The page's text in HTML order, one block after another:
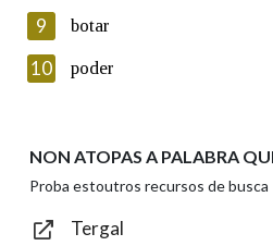
Introduce o código que aparece
Texto de verificación
9 botar
10 poder
NON ATOPAS A PALABRA
Proba estoutros recursos de busca
Tergal